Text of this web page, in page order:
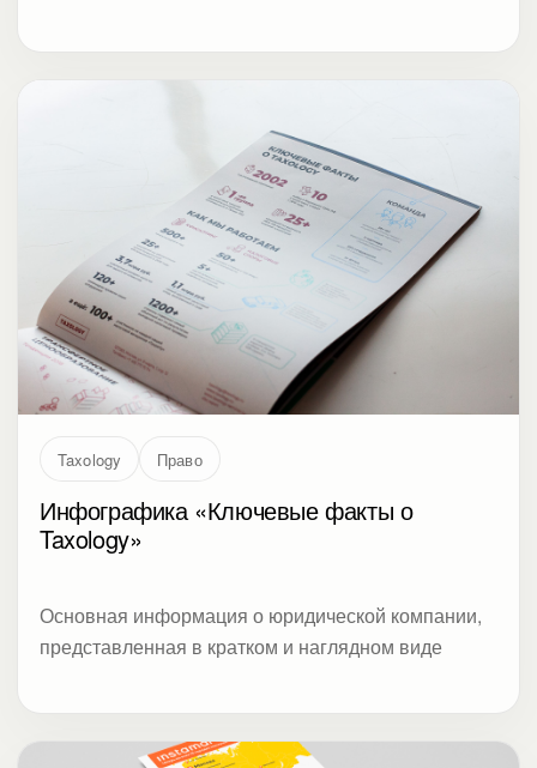
Taxology Право
Инфографика «Ключевые факты о
Taxology»
Основная информация о юридической компании,
представленная в кратком и наглядном виде